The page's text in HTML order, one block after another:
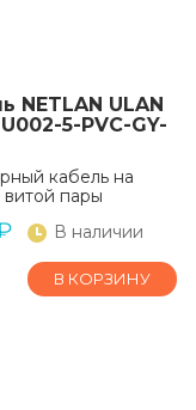
NETLAN ULAN
5-PVC-GY-
кабель на
витой пары
В наличии
В КОРЗИНУ